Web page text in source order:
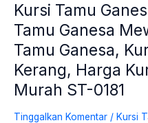
Kursi Tamu
Tamu Ganesa
Tamu Ganesa,
Kerang, Harga
Murah ST-0181
Tinggalkan Komentar / Kursi
Tamu
Ganesa,
Kursi
Tamu
Ganesa
Kerang,
Harga